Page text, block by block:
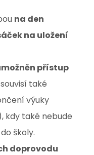
na den
na uložení
přístup
také
výuky
kdy také nebude
školy.
doprovodu